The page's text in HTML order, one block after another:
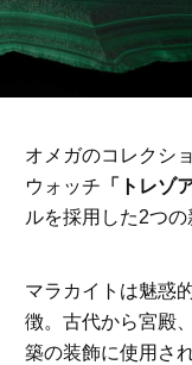
オメガのコレクシ
ウォッチ 「トレゾ
ルを採用した2つの
マラカイトは魅惑
徴。古代から宮殿
築の装飾に使用さ